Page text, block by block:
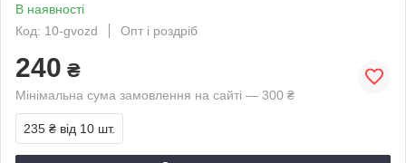
В наявності
Код: 10-gvozd
Опт і роздріб
240 ₴
Мінімальна сума замовлення на сайті — 300 ₴
235 ₴ від 10 шт.